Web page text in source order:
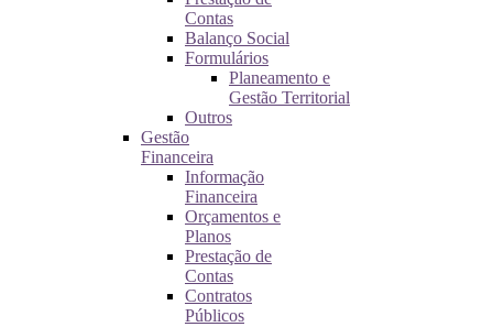
Contas
Balanço Social
Formulários
Planeamento e
Gestão Territorial
Outros
Gestão
Financeira
Informação
Financeira
Orçamentos e
Planos
Prestação de
Contas
Contratos
Públicos